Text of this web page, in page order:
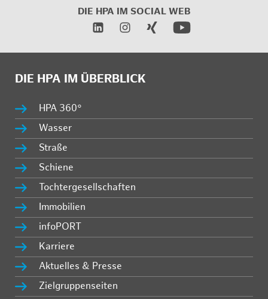
DIE HPA IM SOCIAL WEB
DIE HPA IM ÜBERBLICK
HPA 360°
Wasser
Straße
Schiene
Tochtergesellschaften
Immobilien
infoPORT
Karriere
Aktuelles & Presse
Zielgruppenseiten